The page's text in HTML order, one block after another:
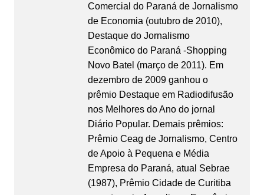
Comercial do Paraná de Jornalismo
de Economia (outubro de 2010),
Destaque do Jornalismo
Econômico do Paraná -Shopping
Novo Batel (março de 2011). Em
dezembro de 2009 ganhou o
prêmio Destaque em Radiodifusão
nos Melhores do Ano do jornal
Diário Popular. Demais prêmios:
Prêmio Ceag de Jornalismo, Centro
de Apoio à Pequena e Média
Empresa do Paraná, atual Sebrae
(1987), Prêmio Cidade de Curitiba